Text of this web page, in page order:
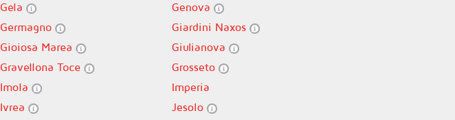
Gela
Genova
Germagno
Giardini Naxos
Gioiosa Marea
Giulianova
Gravellona Toce
Grosseto
Imola
Imperia
Ivrea
Jesolo